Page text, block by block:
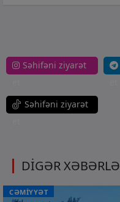
Səhifəni ziyarət
Səhifəni ziyarət
DİGƏR
CƏMİYYƏT